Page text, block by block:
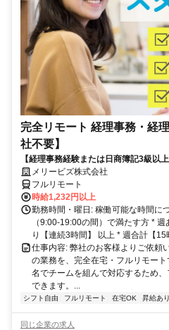
完全リモート 経理事務・経
社不要】
【経理事務経験または日商簿記3級以
完全在宅で育児・介護中の方も大歓迎♪
メリービズ株式会社
フルリモート
時給1,232円以上
勤務時間・曜日: 稼働可能な時間に
（9:00-19:00の間）で満たす方 *
り【連続3時間】 以上 * 週合計【15
仕事内容: 弊社のお客様よりご依頼
の業務を、完全在宅・フルリモー
名でチームを組んで対応するため
できます。...
シフト自由 フルリモート 在宅OK 昇給あり
同じ企業の求人